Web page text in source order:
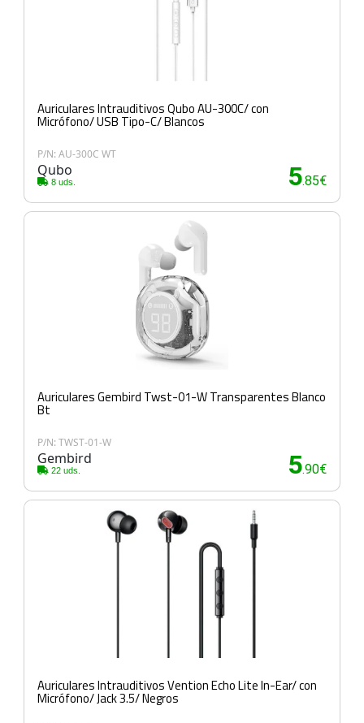
Auriculares Intrauditivos Qubo AU-300C/ con
Micrófono/ USB Tipo-C/ Blancos
P/N: AU-300C WT
Qubo
8 uds. 5.85€
Auriculares Gembird Twst-01-W Transparentes Blanco
Bt
P/N: TWST-01-W
Gembird
22 uds. 5.90€
Auriculares Intrauditivos Vention Echo Lite In-Ear/ con
Micrófono/ Jack 3.5/ Negros